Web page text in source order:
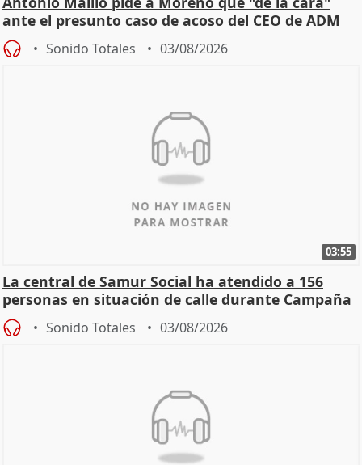
ante el presunto caso de acoso del CEO de ADM
Sonido Totales 03/08/2026
03:55
La central de Samur Social ha atendido a 156
personas en situación de calle durante Campaña
de Calor
Sonido Totales 03/08/2026